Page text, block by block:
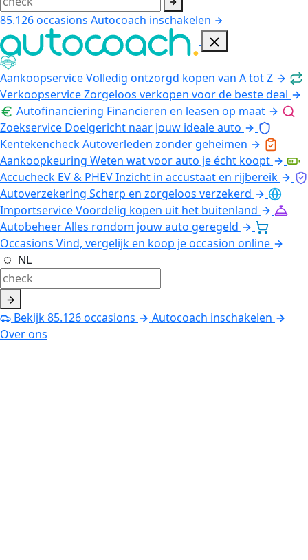
85.126occasions Autocoach inschakelen
AankoopserviceVolledig ontzorgd kopen van A tot Z
VerkoopserviceZorgeloos verkopen voor de beste deal
Autofinanciering Financieren en leasen op maat
Zoekservice Doelgericht naar jouw ideale auto
KentekencheckAutoverleden zonder geheimen
Aankoopkeuring Weten wat voor auto je écht koopt
Accucheck EV & PHEVInzicht in accustaat en rijbereik
Autoverzekering Scherp en zorgeloos verzekerd
ImportserviceVoordelig kopen uit het buitenland
AutobeheerAlles rondom jouw auto geregeld
Occasions Vind, vergelijk en koop je occasion online
NL
Bekijk85.126occasions
Autocoach inschakelen
Over ons